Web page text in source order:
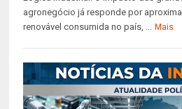
agronegócio já responde por
renovável consumida no país, ... Mais